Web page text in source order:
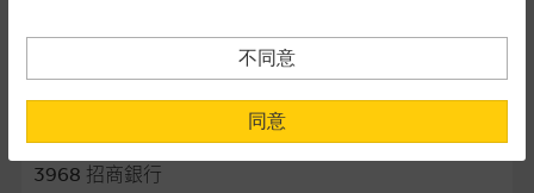
相關資產資料
3968 招商銀行
民使用，並不提供或發售予美國人。本網站內容無意要約或唆使
閣下購買證券、基金單位或其他投資工具(不論在參考條款上或在
其他地方)，但清楚表明上述意圖的個別段落則屬例外。
提供網站內容的基準 – 使用時請考慮個人風險
不同意
同意